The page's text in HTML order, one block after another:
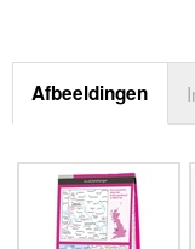
Afbeeldingen